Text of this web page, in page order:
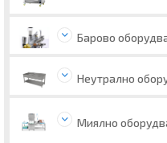
Барово
Неутрално
Миялно